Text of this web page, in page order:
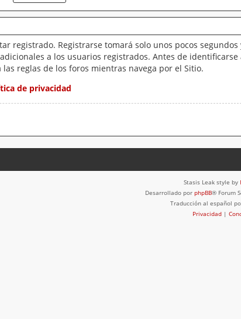
registrado. Registrarse tomará solo unos pocos
a los usuarios registrados. Antes de
reglas de los foros mientras navega por el Sitio.
de privacidad
Stasis Leak style by
Desarrollado por phpBB® Forum
Traducción al español
Privacidad |